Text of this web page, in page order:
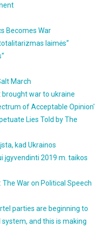
Becomes War
laimės“
March
war to ukraine
of Acceptable Opinion'
Lies Told by The
kad Ukrainos
įgyvendinti 2019 m. taikos
War on Political Speech
parties are beginning to
and this is making